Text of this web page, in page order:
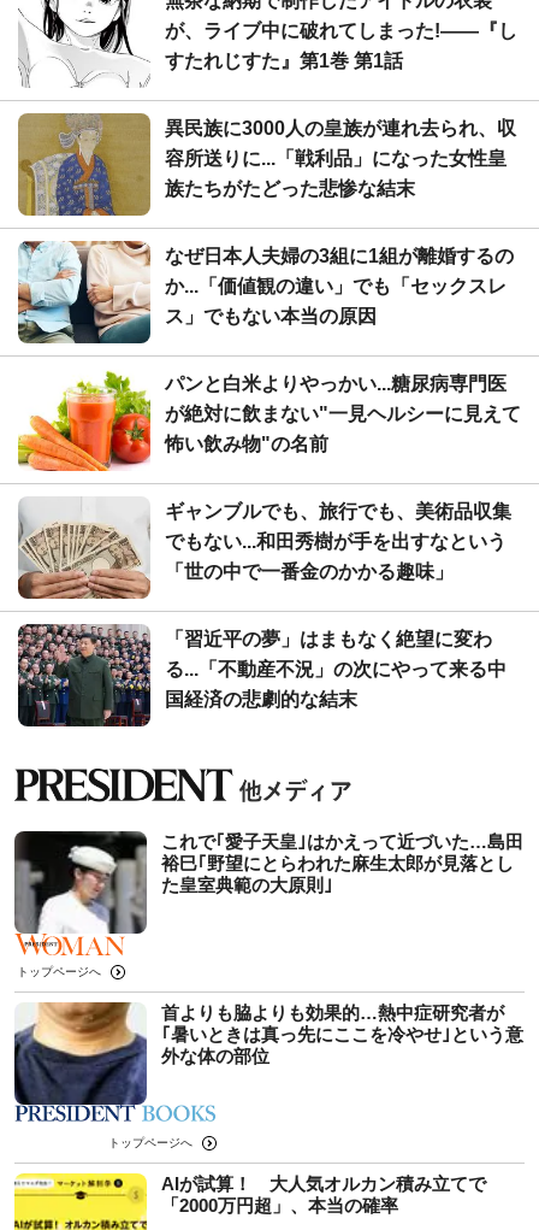
が、ライブ中に破れてしまった!――『し
すたれじすた』第1巻 第1話
異民族に3000人の皇族が連れ去られ、収
容所送りに...「戦利品」になった女性皇
族たちがたどった悲惨な結末
なぜ日本人夫婦の3組に1組が離婚するの
か...「価値観の違い」でも「セックスレ
ス」でもない本当の原因
パンと白米よりやっかい...糖尿病専門医
が絶対に飲まない"一見ヘルシーに見えて
怖い飲み物"の名前
ギャンブルでも、旅行でも、美術品収集
でもない...和田秀樹が手を出すなという
「世の中で一番金のかかる趣味」
「習近平の夢」はまもなく絶望に変わ
る...「不動産不況」の次にやって来る中
国経済の悲劇的な結末
これで｢愛子天皇｣はかえって近づいた…島田
裕巳｢野望にとらわれた麻生太郎が見落とし
た皇室典範の大原則｣
トップページへ
首よりも脇よりも効果的…熱中症研究者が
｢暑いときは真っ先にここを冷やせ｣という意
外な体の部位
トップページへ
AIが試算！ 大人気オルカン積み立てで
「2000万円超」、本当の確率